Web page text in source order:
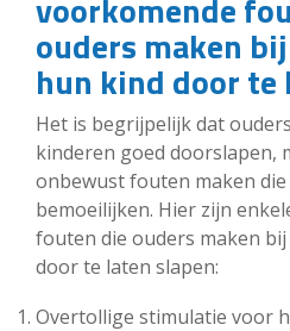
ouders maken
hun kind door te
Het is begrijpelijk dat
kinderen goed doorslapen,
onbewust fouten maken
bemoeilijken. Hier zijn
fouten die ouders maken
door te laten slapen:
Overtollige stimulatie voor